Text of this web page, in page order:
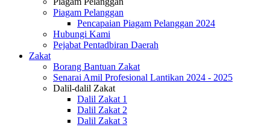
Piagam Pelanggan
Pencapaian Piagam Pelanggan 2024
Hubungi Kami
Pejabat Pentadbiran Daerah
Zakat
Borang Bantuan Zakat
Senarai Amil Profesional Lantikan 2024 - 2025
Dalil-dalil Zakat
Dalil Zakat 1
Dalil Zakat 2
Dalil Zakat 3